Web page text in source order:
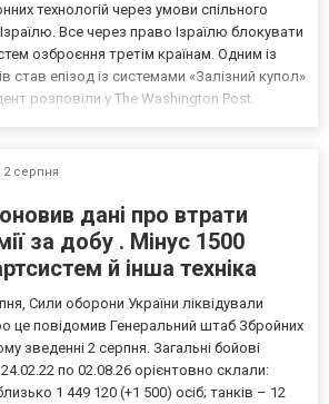
технологій через умови спільного
Все через право Ізраїлю блокувати
озброєння третім країнам. Одним із
став епізод із системами «Залізний купол»
розповіли у The Washington Post.
2 серпня
дані про втрати
за добу . Мінус 1500
й інша техніка
Сили оборони України ліквідували
це повідомив Генеральний штаб Збройних
зведенні 2 серпня. Загальні бойові
по 02.08.26 орієнтовно склали:
1 449 120 (+1 500) осіб; танків – 12